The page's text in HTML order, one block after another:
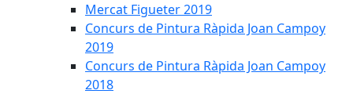
Mercat Figueter 2019
Concurs de Pintura Ràpida Joan Campoy
2019
Concurs de Pintura Ràpida Joan Campoy
2018